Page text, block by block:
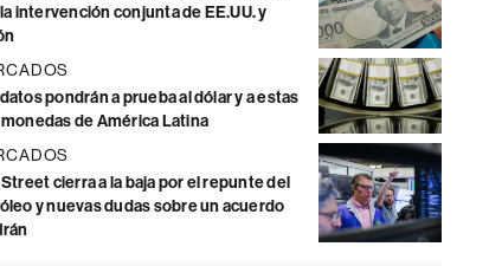
intervención conjunta de EE.UU. y
pondrán a prueba al dólar y a estas
de América Latina
Street cierra a la baja por el repunte del
y nuevas dudas sobre un acuerdo